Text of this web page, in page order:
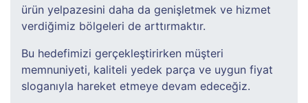
ürün yelpazesini daha da genişletmek ve hizmet
verdiğimiz bölgeleri de arttırmaktır.
Bu hedefimizi gerçekleştirirken müşteri
memnuniyeti, kaliteli yedek parça ve uygun fiyat
sloganıyla hareket etmeye devam edeceğiz.